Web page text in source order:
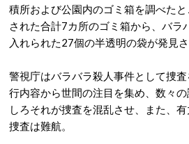
積所および公園内のゴミ箱を調べた
された合計7カ所のゴミ箱から、バラ
入れられた27個の半透明の袋が発見
警視庁はバラバラ殺人事件として捜
行内容から世間の注目を集め、数々
しろそれが捜査を混乱させ、また、
捜査は難航。